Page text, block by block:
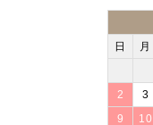
日 月
2 3
9 10